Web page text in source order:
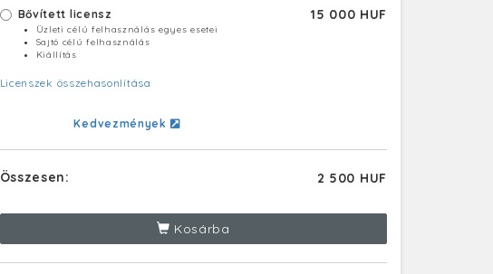
Bővített licensz 15 000 HUF
Üzleti célú felhasználás egyes esetei
Sajtó célú felhasználás
Kiállítás
Licenszek összehasonlítása
Kedvezmények
Összesen: 2 500 HUF
Kosárba